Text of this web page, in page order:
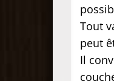
Tout
peut
Il